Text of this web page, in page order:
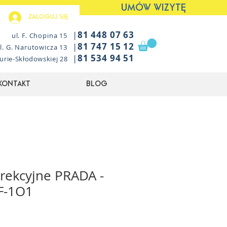
Zaloguj się
UMÓW WIZYTĘ
ul. F. Chopina 15
G. Narutowicza 13
Skłodowskiej 28
|81 448 07 63
|81 747 15 12
|81 534 94 51
Blog
PRADA -
1O1